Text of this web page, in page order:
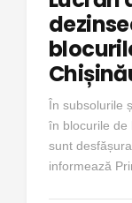
În subsolurile
în blocurile de
sunt
informează